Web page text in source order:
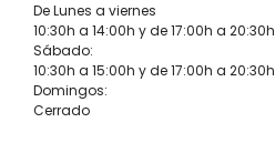
De Lunes a viernes
10:30h a 14:00h y de 17:00h a 20:30h
Sábado:
10:30h a 15:00h y de 17:00h a 20:30h
Domingos:
Cerrado